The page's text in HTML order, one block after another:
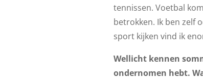
tennissen. Voetbal
betrokken. Ik ben zelf
sport kijken vind ik
Wellicht kennen
ondernomen hebt.